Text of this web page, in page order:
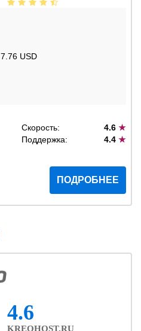
7.76 USD
Скорость: 4.6 ★
Поддержка: 4.4 ★
ПОДРОБНЕЕ
4.6
KREOHOST.RU